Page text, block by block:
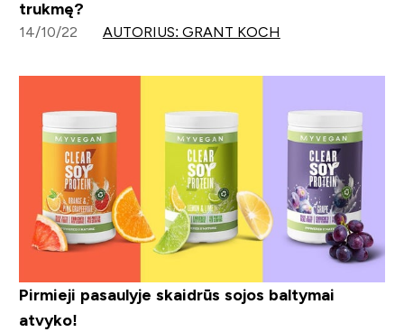
trukmę?
14/10/22 AUTORIUS: GRANT KOCH
Pirmieji pasaulyje skaidrūs sojos baltymai
atvyko!